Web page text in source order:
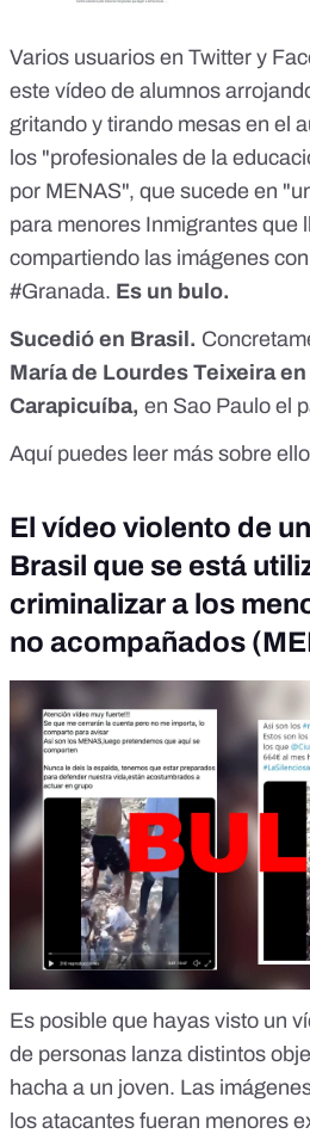
Varios usuarios en Twitter y
este vídeo de alumnos
gritando y tirando mesas en el
los "profesionales de la
por MENAS", que sucede en
para menores Inmigrantes que
compartiendo las imágenes
#Granada. Es un bulo.
Sucedió en Brasil.
María de Lourdes Teixeira en
Carapicuíba, en Sao Paulo el
Aquí puedes leer más sobre
El vídeo violento de
Brasil que se está
criminalizar a los
no acompañados
Es posible que hayas visto un
de personas lanza distintos
hacha a un joven. Las
los atacantes fueran menores